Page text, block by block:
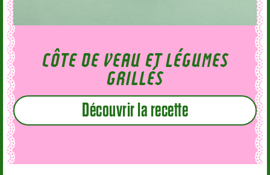
CÔTE DE VEAU ET LÉGUMES
GRILLÉS
Découvrir la recette